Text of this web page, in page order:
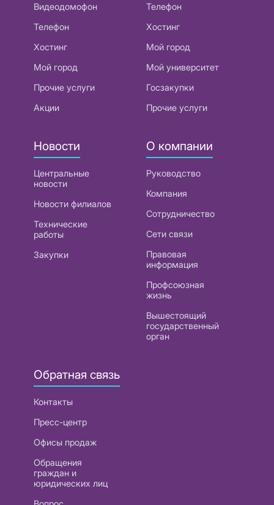
Видеодомофон
Телефон
Хостинг
Мой город
Прочие услуги
Акции
Телефон
Хостинг
Мой город
Мой университет
Госзакупки
Прочие услуги
Новости
Центральные
новости
Новости филиалов
Технические
работы
Закупки
О компании
Руководство
Компания
Сотрудничество
Сети связи
Правовая
информация
Профсоюзная
жизнь
Вышестоящий
государственный
орган
Обратная связь
Контакты
Пресс-центр
Офисы продаж
Обращения
граждан и
юридических лиц